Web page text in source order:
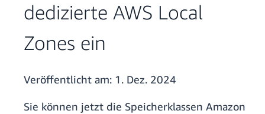
dedizierte AWS Local
Zones ein
Veröffentlicht am: 1. Dez. 2024
Sie können jetzt die Speicherklassen Amazon